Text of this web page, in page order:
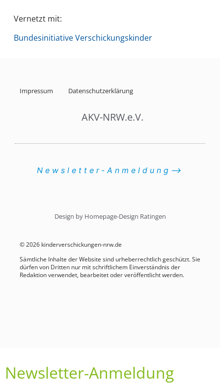
Vernetzt mit:
Bundesinitiative Verschickungskinder
Impressum Datenschutzerklärung
AKV-NRW.e.V.
Newsletter-Anmeldung⟶
Design by Homepage-Design Ratingen
© 2026 kinderverschickungen-nrw.de
Sämtliche Inhalte der Website sind urheberrechtlich geschützt. Sie
dürfen von Dritten nur mit schriftlichem Einverständnis der
Redaktion verwendet, bearbeitet oder veröffentlicht werden.
Newsletter-Anmeldung